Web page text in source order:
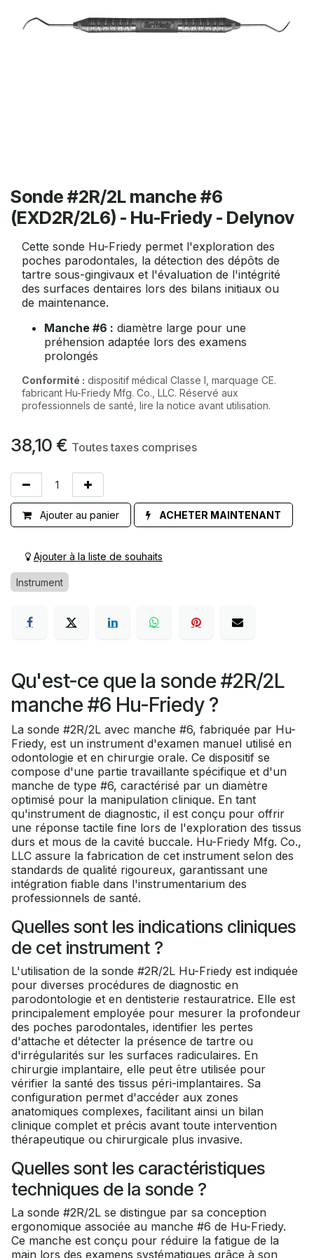
Sonde #2R/2L manche #6
(EXD2R/2L6) - Hu-Friedy - Delynov
Cette sonde Hu-Friedy permet l'exploration des
poches parodontales, la détection des dépôts de
tartre sous-gingivaux et l'évaluation de l'intégrité
des surfaces dentaires lors des bilans initiaux ou
de maintenance.
Manche #6 : diamètre large pour une
préhension adaptée lors des examens
prolongés
Conformité : dispositif médical Classe I, marquage CE.
fabricant Hu-Friedy Mfg. Co., LLC. Réservé aux
professionnels de santé, lire la notice avant utilisation.
38,10 € Toutes taxes comprises
Ajouter au panier ACHETER MAINTENANT
Ajouter à la liste de souhaits
Instrument
Qu'est-ce que la sonde #2R/2L
manche #6 Hu-Friedy ?
La sonde #2R/2L avec manche #6, fabriquée par Hu-
Friedy, est un instrument d'examen manuel utilisé en
odontologie et en chirurgie orale. Ce dispositif se
compose d'une partie travaillante spécifique et d'un
manche de type #6, caractérisé par un diamètre
optimisé pour la manipulation clinique. En tant
qu'instrument de diagnostic, il est conçu pour offrir
une réponse tactile fine lors de l'exploration des tissus
durs et mous de la cavité buccale. Hu-Friedy Mfg. Co.,
LLC assure la fabrication de cet instrument selon des
standards de qualité rigoureux, garantissant une
intégration fiable dans l'instrumentarium des
professionnels de santé.
Quelles sont les indications cliniques
de cet instrument ?
L'utilisation de la sonde #2R/2L Hu-Friedy est indiquée
pour diverses procédures de diagnostic en
parodontologie et en dentisterie restauratrice. Elle est
principalement employée pour mesurer la profondeur
des poches parodontales, identifier les pertes
d'attache et détecter la présence de tartre ou
d'irrégularités sur les surfaces radiculaires. En
chirurgie implantaire, elle peut être utilisée pour
vérifier la santé des tissus péri-implantaires. Sa
configuration permet d'accéder aux zones
anatomiques complexes, facilitant ainsi un bilan
clinique complet et précis avant toute intervention
thérapeutique ou chirurgicale plus invasive.
Quelles sont les caractéristiques
techniques de la sonde ?
La sonde #2R/2L se distingue par sa conception
ergonomique associée au manche #6 de Hu-Friedy.
Ce manche est conçu pour réduire la fatigue de la
main lors des examens systématiques grâce à son